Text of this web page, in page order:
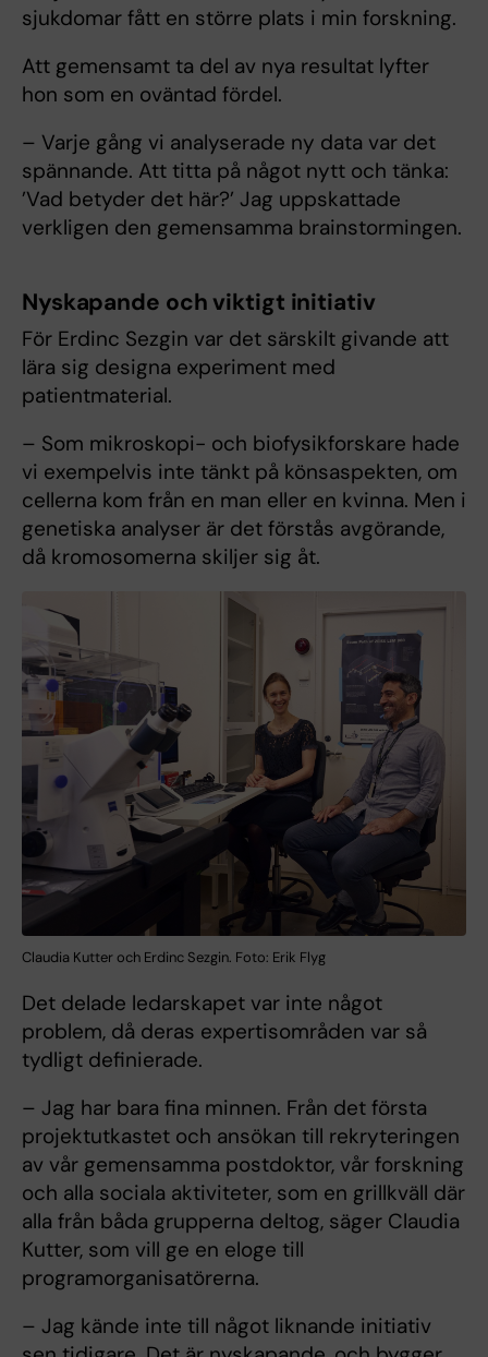
sjukdomar fått en större plats i min forskning.
Att gemensamt ta del av nya resultat lyfter
hon som en oväntad fördel.
– Varje gång vi analyserade ny data var det
spännande. Att titta på något nytt och tänka:
’Vad betyder det här?’ Jag uppskattade
verkligen den gemensamma brainstormingen.
Nyskapande och viktigt initiativ
För Erdinc Sezgin var det särskilt givande att
lära sig designa experiment med
patientmaterial.
– Som mikroskopi- och biofysikforskare hade
vi exempelvis inte tänkt på könsaspekten, om
cellerna kom från en man eller en kvinna. Men i
genetiska analyser är det förstås avgörande,
då kromosomerna skiljer sig åt.
Claudia Kutter och Erdinc Sezgin. Foto: Erik Flyg
Det delade ledarskapet var inte något
problem, då deras expertisområden var så
tydligt definierade.
– Jag har bara fina minnen. Från det första
projektutkastet och ansökan till rekryteringen
av vår gemensamma postdoktor, vår forskning
och alla sociala aktiviteter, som en grillkväll där
alla från båda grupperna deltog, säger Claudia
Kutter, som vill ge en eloge till
programorganisatörerna.
– Jag kände inte till något liknande initiativ